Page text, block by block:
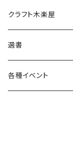
食料品
その他
書籍
ウェア
クラフト木楽屋
選書
各種イベント